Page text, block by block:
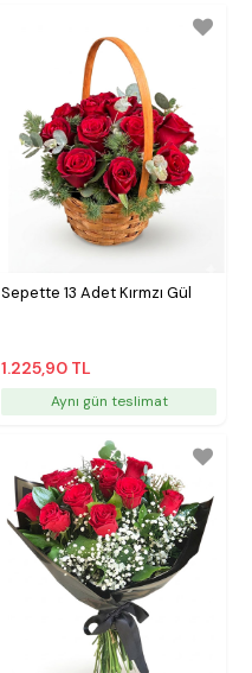
Sepette 13 Adet Kırmzı Gül
1.225,90 TL
Aynı gün teslimat